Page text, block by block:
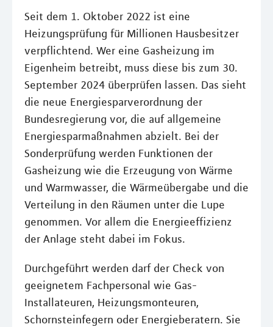
Seit dem 1. Oktober 2022 ist eine
Heizungsprüfung für Millionen Hausbesitzer
verpflichtend. Wer eine Gasheizung im
Eigenheim betreibt, muss diese bis zum 30.
September 2024 überprüfen lassen. Das sieht
die neue Energiesparverordnung der
Bundesregierung vor, die auf allgemeine
Energiesparmaßnahmen abzielt. Bei der
Sonderprüfung werden Funktionen der
Gasheizung wie die Erzeugung von Wärme
und Warmwasser, die Wärmeübergabe und die
Verteilung in den Räumen unter die Lupe
genommen. Vor allem die Energieeffizienz
der Anlage steht dabei im Fokus.
Durchgeführt werden darf der Check von
geeignetem Fachpersonal wie Gas-
Installateuren, Heizungsmonteuren,
Schornsteinfegern oder Energieberatern. Sie